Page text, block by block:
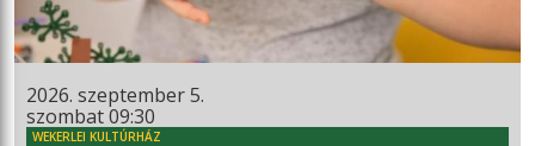
2026. szeptember 5.
szombat 09:30
WEKERLEI KULTÚRHÁZ